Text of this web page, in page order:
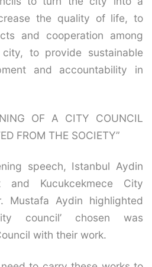
the quality of life, to
and cooperation among
to provide sustainable
and accountability in
OF A CITY COUNCIL
FROM THE SOCIETY”
speech, Istanbul Aydin
and Kucukcekmece City
Mustafa Aydin highlighted
council’ chosen was
with their work.